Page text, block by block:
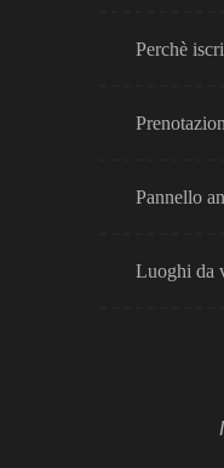
Perchè
Pannello
Luoghi da